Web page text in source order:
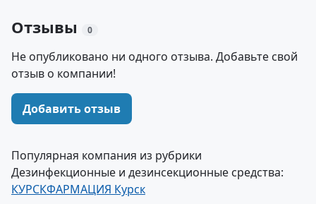
Отзывы 0
Не опубликовано ни одного отзыва. Добавьте свой
отзыв о компании!
Добавить отзыв
Популярная компания из рубрики
Дезинфекционные и дезинсекционные средства:
КУРСКФАРМАЦИЯ Курск